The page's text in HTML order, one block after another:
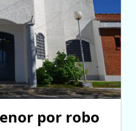
por robo